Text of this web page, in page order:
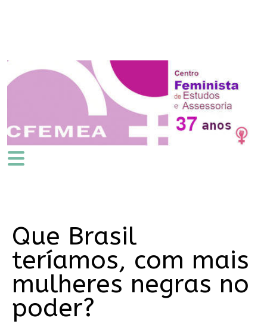
Que Brasil
teríamos, com mais
mulheres negras no
poder?